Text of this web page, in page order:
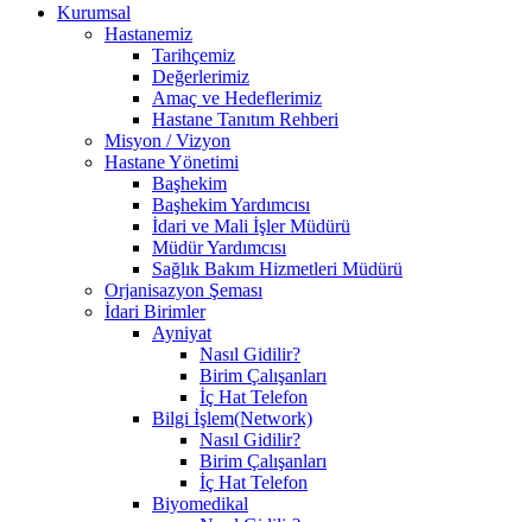
Kurumsal
Hastanemiz
Tarihçemiz
Değerlerimiz
Amaç ve Hedeflerimiz
Hastane Tanıtım Rehberi
Misyon / Vizyon
Hastane Yönetimi
Başhekim
Başhekim Yardımcısı
İdari ve Mali İşler Müdürü
Müdür Yardımcısı
Sağlık Bakım Hizmetleri Müdürü
Orjanisazyon Şeması
İdari Birimler
Ayniyat
Nasıl Gidilir?
Birim Çalışanları
İç Hat Telefon
Bilgi İşlem(Network)
Nasıl Gidilir?
Birim Çalışanları
İç Hat Telefon
Biyomedikal